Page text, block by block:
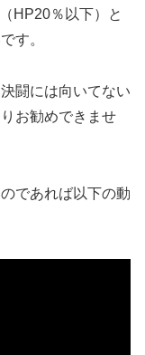
HP20％以下）と
す。
闘には向いてない
お勧めできませ
であれば以下の動